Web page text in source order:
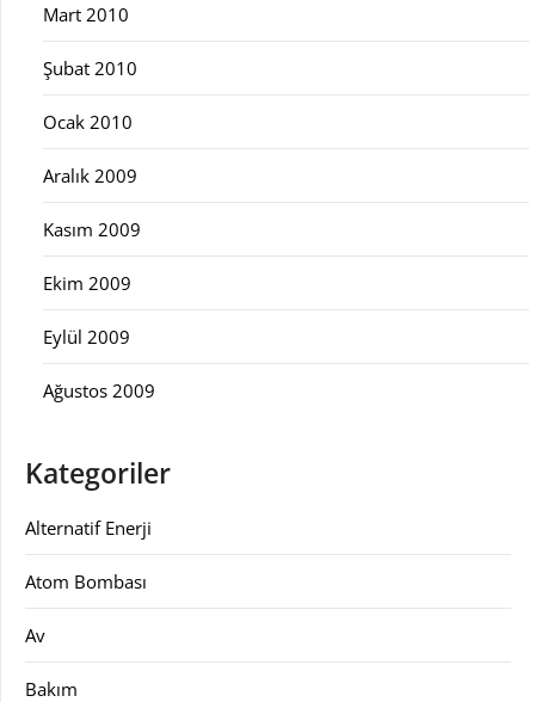
Mart 2010
Şubat 2010
Ocak 2010
Aralık 2009
Kasım 2009
Ekim 2009
Eylül 2009
Ağustos 2009
Kategoriler
Alternatif Enerji
Atom Bombası
Av
Bakım